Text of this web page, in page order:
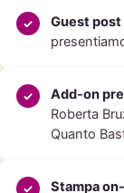
Guest post
Add-on
Roberta
Quanto
Stampa